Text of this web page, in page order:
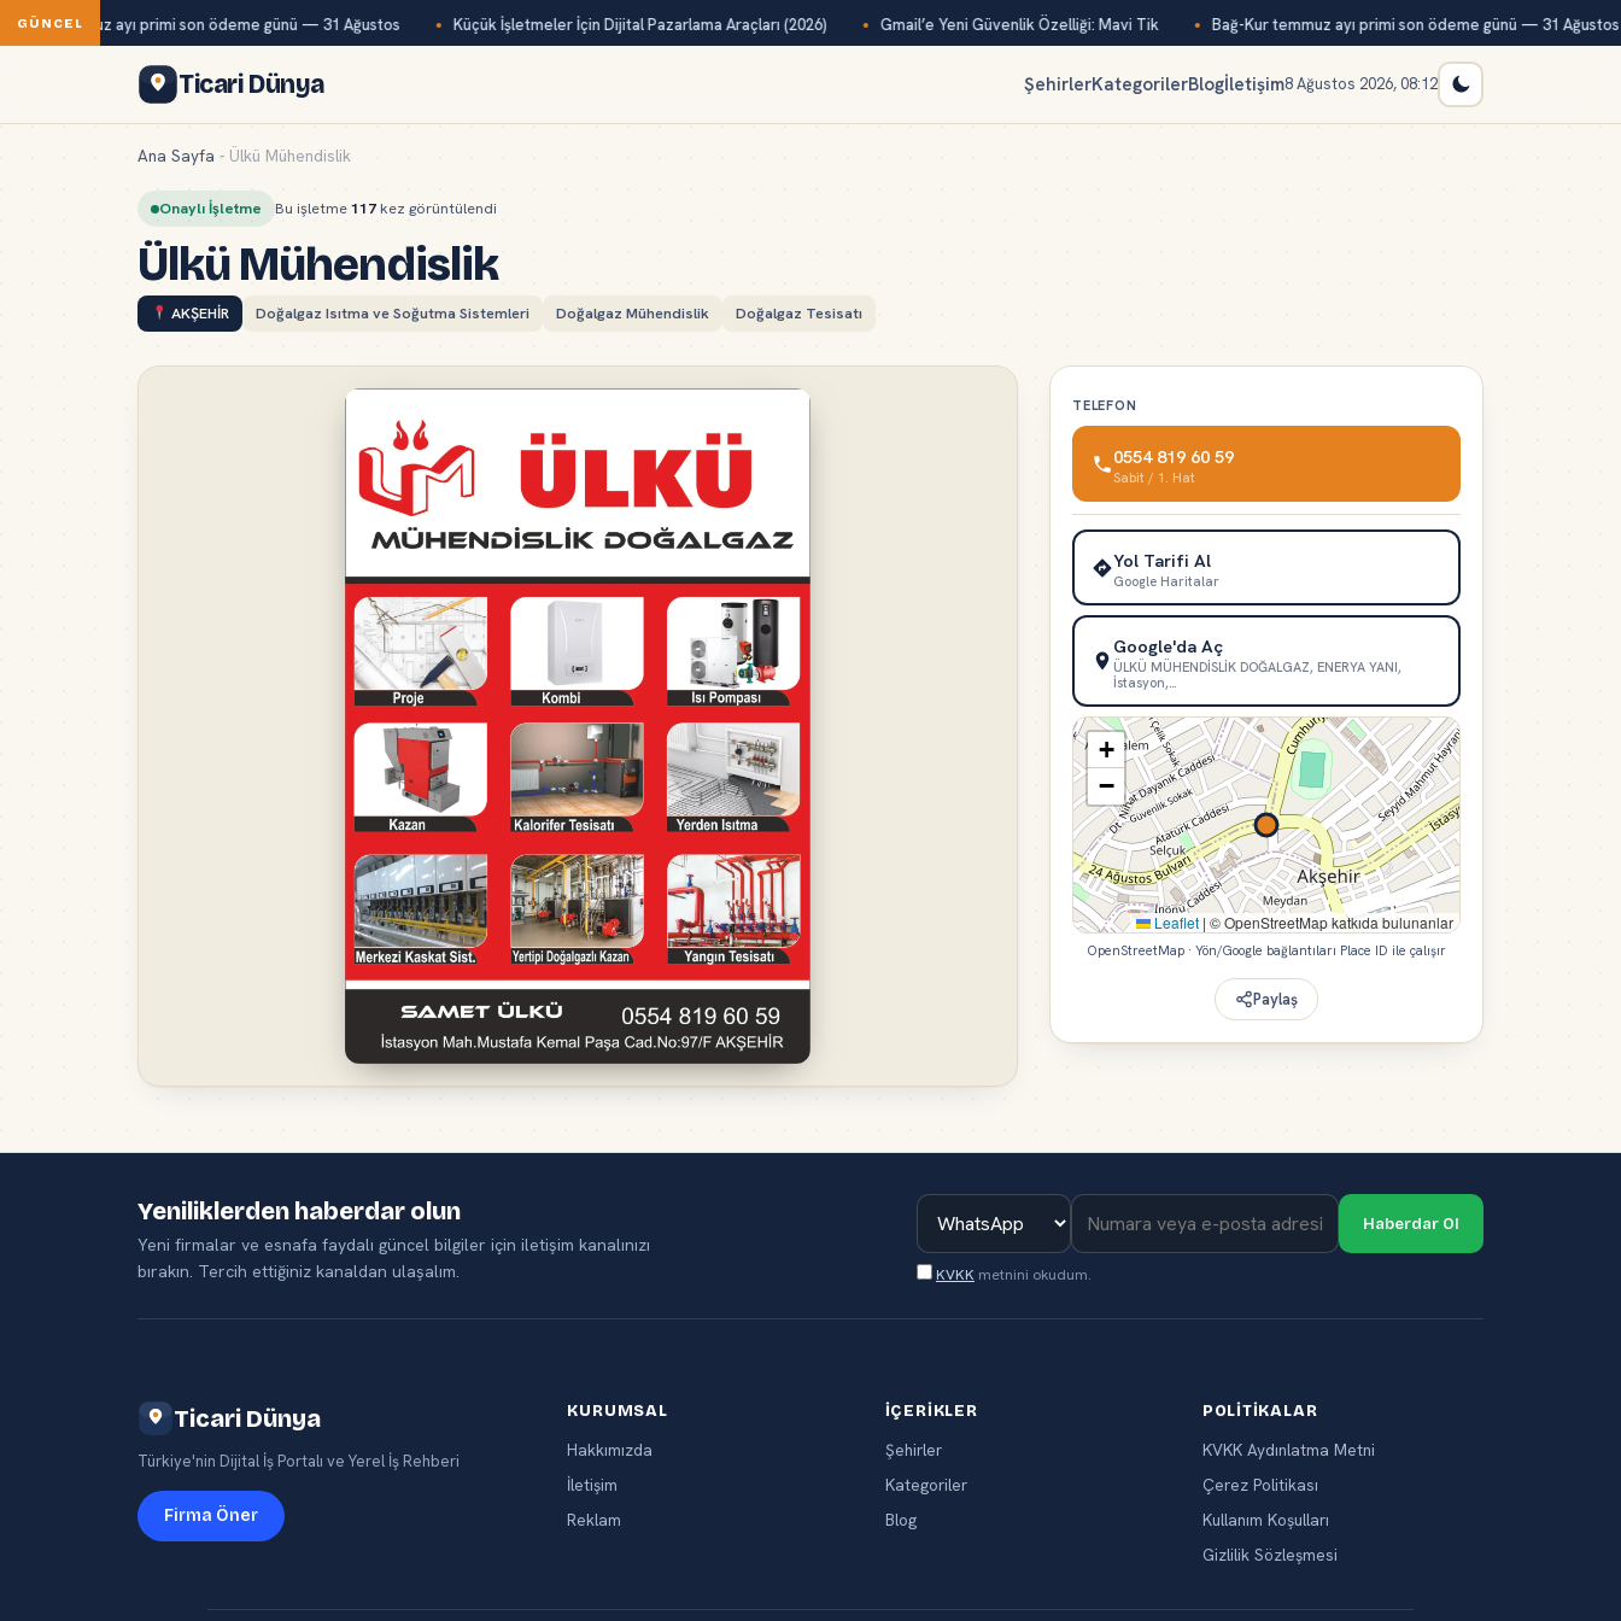
GÜNCEL
Kur temmuz ayı primi son ödeme günü — 31 Ağustos Küçük İşletmeler İçin Dijital Pazarlama Araçları (2026) Gmail’e Yeni Güvenlik Özelliği: Mavi Tik Bağ-Kur temmuz ayı primi son ödeme günü — 31 Ağustos
Ticari Dünya ŞehirlerKategorilerBlogİletişim8 Ağustos 2026, 08:12
Ana Sayfa - Ülkü Mühendislik
Onaylı İşletme Bu işletme117 kez görüntülendi
Ülkü Mühendislik
AKŞEHİR Doğalgaz Isıtma ve Soğutma Sistemleri Doğalgaz Mühendislik Doğalgaz Tesisatı
TELEFON
0554 819 60 59
Sabit / 1. Hat
Yol Tarifi Al
Google Haritalar
Google'da Aç
ÜLKÜ MÜHENDİSLİK DOĞALGAZ, ENERYA YANI,
İstasyon,…
+
−
Leaflet | © OpenStreetMap katkıda bulunanlar
OpenStreetMap · Yön/Google bağlantıları Place ID ile çalışır
Paylaş
Yeniliklerden haberdar olun
Yeni firmalar ve esnafa faydalı güncel bilgiler için iletişim kanalınızı
bırakın. Tercih ettiğiniz kanaldan ulaşalım.
Haberdar Ol
KVKK metnini okudum.
Ticari Dünya
Türkiye'nin Dijital İş Portalı ve Yerel İş Rehberi
Firma Öner
KURUMSAL
Hakkımızda
İletişim
Reklam
İÇERIKLER
Şehirler
Kategoriler
Blog
POLITIKALAR
KVKK Aydınlatma Metni
Çerez Politikası
Kullanım Koşulları
Gizlilik Sözleşmesi